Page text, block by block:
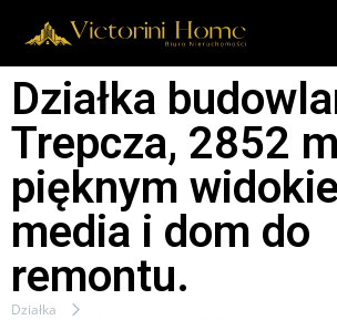
Działka
Trepcza, 2852
pięknym
media i dom do
remontu.
Działka